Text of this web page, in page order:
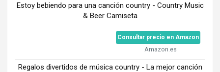
Estoy bebiendo para una canción country - Country Music
& Beer Camiseta
Consultar precio en Amazon
Amazon.es
Regalos divertidos de música country - La mejor canción